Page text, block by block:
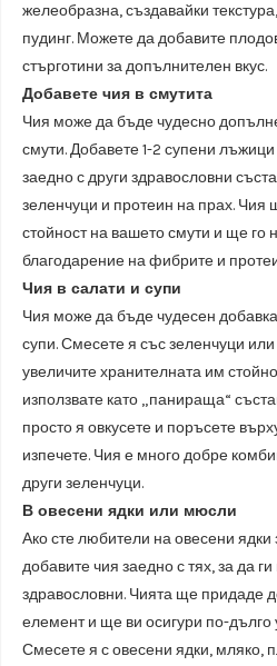
желеобразна, създавайки
пудинг. Можете да добавите
стърготини за допълнителен вкус.
Добавете чия в смутита
Чия може да бъде чудесно
смути. Добавете 1-2 супени
заедно с други здравословни
зеленчуци и протеин на прах. Чия
стойност на вашето смути и ще
благодарение на фибрите и
Чия в салати и супи
Чия може да бъде чудесен
супи. Смесете я със зеленчуци
увеличите хранителната им
използвате като „панираща“
просто я овкусете и поръсете
изпечете. Чия е много добре
други зеленчуци.
В овесени ядки или мюсли
Ако сте любители на овесени ядки
добавите чия заедно с тях, за да
здравословни. Чията ще придаде
елемент и ще ви осигури по-дълго
Смесете я с овесени ядки, мляко,